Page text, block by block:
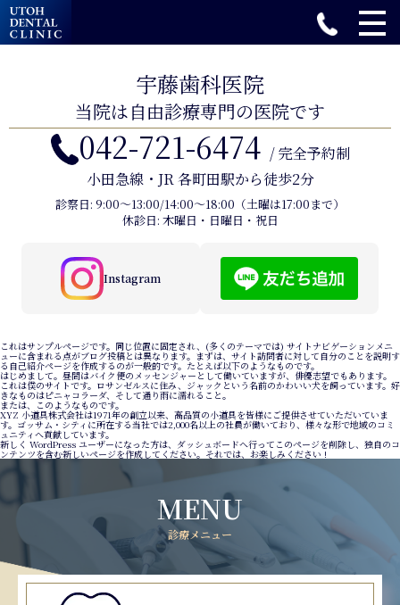
宇藤歯科医院
当院は自由診療専門の医院です
042-721-6474 / 完全予約制
小田急線・JR 各町田駅から徒歩2分
診察日: 9:00〜13:00/14:00〜18:00（土曜は17:00まで）
休診日: 木曜日・日曜日・祝日
Instagram
これはサンプルページです。同じ位置に固定され、(多くのテーマでは) サイトナビゲーションメニ
ューに含まれる点がブログ投稿とは異なります。まずは、サイト訪問者に対して自分のことを説明す
る自己紹介ページを作成するのが一般的です。たとえば以下のようなものです。
はじめまして。昼間はバイク便のメッセンジャーとして働いていますが、俳優志望でもあります。
これは僕のサイトです。ロサンゼルスに住み、ジャックという名前のかわいい犬を飼っています。好
きなものはピニャコラーダ、そして通り雨に濡れること。
または、このようなものです。
XYZ 小道具株式会社は1971年の創立以来、高品質の小道具を皆様にご提供させていただいていま
す。ゴッサム・シティに所在する当社では2,000名以上の社員が働いており、様々な形で地域のコミ
ュニティへ貢献しています。
新しく WordPress ユーザーになった方は、 ダッシュボードへ行ってこのページを削除し、独自のコ
ンテンツを含む新しいページを作成してください。それでは、お楽しみください !
MENU
診療メニュー